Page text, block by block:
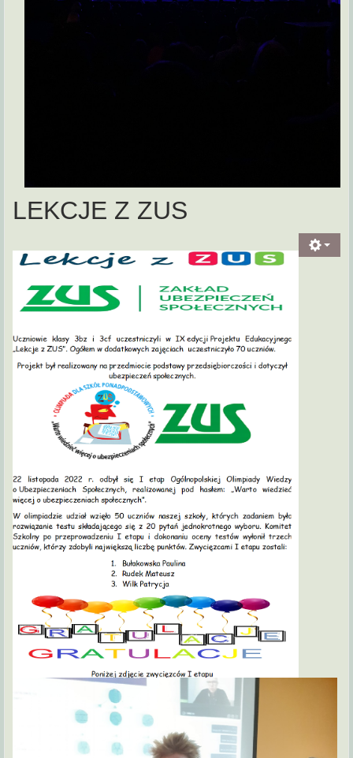
LEKCJE Z ZUS